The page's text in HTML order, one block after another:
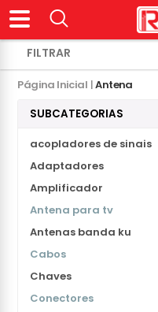
Página Inicial |Antena
SUBCATEGORIAS
acopladores de sinais
Adaptadores
Amplificador
Antena para tv
Antenas banda ku
Cabos
Chaves
Conectores